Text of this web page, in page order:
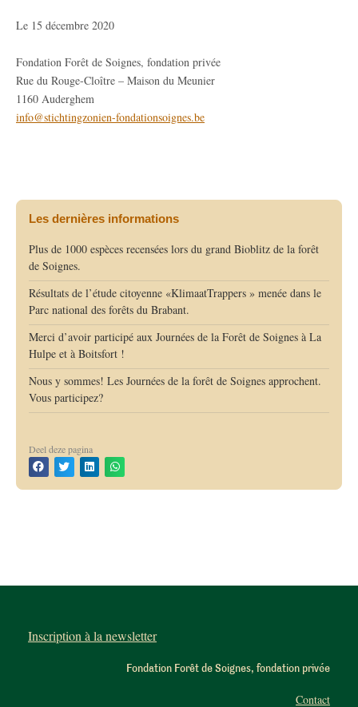
Le 15 décembre 2020
Fondation Forêt de Soignes, fondation privée
Rue du Rouge-Cloître – Maison du Meunier
1160 Auderghem
info@stichtingzonien-fondationsoignes.be
Les dernières informations
Plus de 1000 espèces recensées lors du grand Bioblitz de la forêt
de Soignes.
Résultats de l’étude citoyenne «KlimaatTrappers » menée dans le
Parc national des forêts du Brabant.
Merci d’avoir participé aux Journées de la Forêt de Soignes à La
Hulpe et à Boitsfort !
Nous y sommes! Les Journées de la forêt de Soignes approchent.
Vous participez?
Deel deze pagina
Inscription à la newsletter
Fondation Forêt de Soignes, fondation privée
Contact